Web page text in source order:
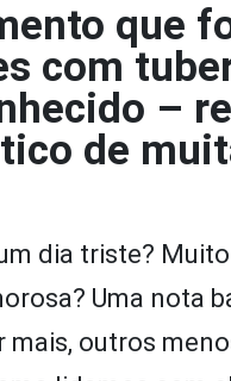
que
com
–
de
dia triste?
Uma nota
outros